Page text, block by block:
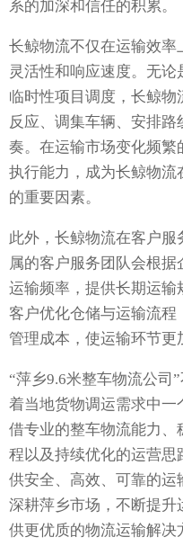
系的加深和信任的积累。
长鲸物流不仅在运输效
灵活性和响应速度。无
临时性项目调度，长鲸
反应、调集车辆、安排
奏。在运输市场变化频繁
执行能力，成为长鲸物
的重要因素。
此外，长鲸物流在客户
属的客户服务团队会根
运输频率，提供长期运
客户优化仓储与运输流程
管理成本，使运输环节更
“萍乡9.6米整车物流公司
着当地货物调运需求中
借专业的整车物流能力
程以及持续优化的运营
供安全、高效、可靠的
深耕萍乡市场，不断提
供更优质的物流运输解